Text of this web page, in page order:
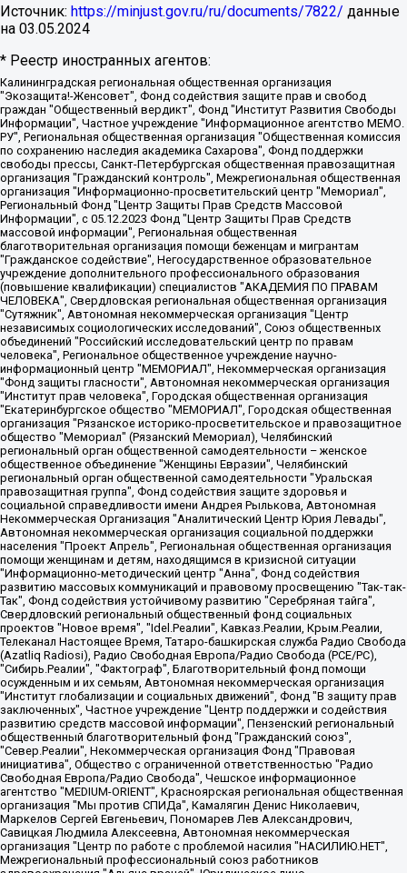
Источник: https://minjust.gov.ru/ru/documents/7822/ данные
на 03.05.2024
* Реестр иностранных агентов:
Калининградская региональная общественная организация "Экозащита!-Женсовет", Фонд содействия защите прав и свобод граждан "Общественный вердикт", Фонд "Институт Развития Свободы Информации", Частное учреждение "Информационное агентство МЕМО. РУ", Региональная общественная организация "Общественная комиссия по сохранению наследия академика Сахарова", Фонд поддержки свободы прессы, Санкт-Петербургская общественная правозащитная организация "Гражданский контроль", Межрегиональная общественная организация "Информационно-просветительский центр "Мемориал", Региональный Фонд "Центр Защиты Прав Средств Массовой Информации", с 05.12.2023 Фонд "Центр Защиты Прав Средств массовой информации", Региональная общественная благотворительная организация помощи беженцам и мигрантам "Гражданское содействие", Негосударственное образовательное учреждение дополнительного профессионального образования (повышение квалификации) специалистов "АКАДЕМИЯ ПО ПРАВАМ ЧЕЛОВЕКА", Свердловская региональная общественная организация "Сутяжник", Автономная некоммерческая организация "Центр независимых социологических исследований", Союз общественных объединений "Российский исследовательский центр по правам человека", Региональное общественное учреждение научно-информационный центр "МЕМОРИАЛ", Некоммерческая организация "Фонд защиты гласности", Автономная некоммерческая организация "Институт прав человека", Городская общественная организация "Екатеринбургское общество "МЕМОРИАЛ", Городская общественная организация "Рязанское историко-просветительское и правозащитное общество "Мемориал" (Рязанский Мемориал), Челябинский региональный орган общественной самодеятельности – женское общественное объединение "Женщины Евразии", Челябинский региональный орган общественной самодеятельности "Уральская правозащитная группа", Фонд содействия защите здоровья и социальной справедливости имени Андрея Рылькова, Автономная Некоммерческая Организация "Аналитический Центр Юрия Левады", Автономная некоммерческая организация социальной поддержки населения "Проект Апрель", Региональная общественная организация помощи женщинам и детям, находящимся в кризисной ситуации "Информационно-методический центр "Анна", Фонд содействия развитию массовых коммуникаций и правовому просвещению "Так-так-Так", Фонд содействия устойчивому развитию "Серебряная тайга", Свердловский региональный общественный фонд социальных проектов "Новое время", "Idel.Реалии", Кавказ.Реалии, Крым.Реалии, Телеканал Настоящее Время, Татаро-башкирская служба Радио Свобода (Azatliq Radiosi), Радио Свободная Европа/Радио Свобода (PCE/PC), "Сибирь.Реалии", "Фактограф", Благотворительный фонд помощи осужденным и их семьям, Автономная некоммерческая организация "Институт глобализации и социальных движений", Фонд "В защиту прав заключенных", Частное учреждение "Центр поддержки и содействия развитию средств массовой информации", Пензенский региональный общественный благотворительный фонд "Гражданский союз", "Север.Реалии", Некоммерческая организация Фонд "Правовая инициатива", Общество с ограниченной ответственностью "Радио Свободная Европа/Радио Свобода", Чешское информационное агентство "MEDIUM-ORIENT", Красноярская региональная общественная организация "Мы против СПИДа", Камалягин Денис Николаевич, Маркелов Сергей Евгеньевич, Пономарев Лев Александрович, Савицкая Людмила Алексеевна, Автономная некоммерческая организация "Центр по работе с проблемой насилия "НАСИЛИЮ.НЕТ", Межрегиональный профессиональный союз работников здравоохранения "Альянс врачей", Юридическое лицо, зарегистрированное в Латвийской Республике, SIA "Medusa Project" (регистрационный номер 40103797863, дата регистрации 10.06.2014), Некоммерческая организация "Фонд по борьбе с коррупцией", Автономная некоммерческая организация "Институт права и публичной политики", Баданин Роман Сергеевич, Гликин Максим Александрович, Железнова Мария Михайловна, Лукьянова Юлия Сергеевна, Маетная Елизавета Витальевна, Маняхин Петр Борисович, Чуракова Ольга Владимировна, Ярош Юлия Петровна, Юридическое лицо "The Insider SIA", зарегистрированное в Риге, Латвийская Республика (дата регистрации 26.06.2015), являющееся администратором доменного имени интернет-издания "The Insider SIA", https://theins.ru, Постернак Алексей Евгеньевич, Рубин Михаил Аркадьевич, Анин Роман Александрович, Юридическое лицо Istories fonds, зарегистрированное в Латвийской Республике (регистрационный номер 50008295751, дата регистрации 24.02.2020), Великовский Дмитрий Александрович, Долинина Ирина Николаевна, Мароховская Алеся Алексеевна, Шлейнов Роман Юрьевич, Шмагун Олеся Валентиновна, Общество с ограниченной ответственностью "Альтаир 2021", Общество с ограниченной ответственностью "Вега 2021", Общество с ограниченной ответственностью "Главный редактор 2021", Общество с ограниченной ответственностью "Ромашки монолит", Важенков Артем Валерьевич, Ивановская областная общественная организация "Центр гендерных исследований", Гурман Юрий Альбертович, Медиапроект "ОВД-Инфо", Егоров Владимир Владимирович, Жилинский Владимир Александрович, Общество с ограниченной ответственностью "ЗП", Иванова София Юрьевна, Карезина Инна Павловна, Кильтау Екатерина Викторовна, Петров Алексей Викторович, Пискунов Сергей Евгеньевич, Смирнов Сергей Сергеевич, Тихонов Михаил Сергеевич, Общество с ограниченной ответственностью "ЖУРНАЛИСТ-ИНОСТРАННЫЙ АГЕНТ", Арапова Галина Юрьевна, Вольтская Татьяна Анатольевна, Американская компания "Mason G.E.S. Anonymous Foundation" (США), являющаяся владельцем интернет-издания https://mnews.world/, Компания "Stichting Bellingcat", зарегистрированная в Нидерландах (дата регистрации 11.07.2018), Захаров Андрей Вячеславович, Клепиковская Екатерина Дмитриевна, Общество с ограниченной ответственностью "МЕМО", Перл Роман Александрович, Симонов Евгений Алексеевич, Соловьева Елена Анатольевна, Сотников Даниил Владимирович, Сурначева Елизавета Дмитриевна, Автономная некоммерческая организация по защите прав человека и информированию населения "Якутия – Наше Мнение", Общество с ограниченной ответственностью "Москоу диджитал медиа", с 26.01.2023 Общество с ограниченной ответственностью "Чайка Белые сады", Ветошкина Валерия Валерьевна, Заговора Максим Александрович, Межрегиональное общественное движение "Российская ЛГБТ - сеть", Оленичев Максим Владимирович, Павлов Иван Юрьевич, Скворцова Елена Сергеевна, Общество с ограниченной ответственностью "Как бы инагент", Кочетков Игорь Викторович, Общество с ограниченной ответственностью "Честные выборы", Еланчик Олег Александрович, Общество с ограниченной ответственностью "Нобелевский призыв", Гималова Регина Эмилевна, Григорьев Андрей Валерьевич, Григорьева Алина Александровна, Ассоциация по содействию защите прав призывников, альтернативнослужащих и военнослужащих "Правозащитная группа "Гражданин.Армия.Право", Хисамова Регина Фаритовна, Автономная некоммерческая организация по реализации социально-правовых программ "Лилит", Дальневосточное общественное движение "Маяк", Санкт-Петербургская ЛГБТ-инициативная группа "Выход", Инициативная группа ЛГБТ+ "Реверс", Алексеев Андрей Викторович, Бекбулатова Таисия Львовна, Беляев Иван Михайлович, Владыкина Елена Сергеевна, Гельман Марат Александрович, Никульшина Вероника Юрьевна, Толоконникова Надежда Андреевна, Шендерович Виктор Анатольевич, Общество с ограниченной ответственностью "Данное сообщение", Общество с ограниченной ответственностью Издательский дом "Новая глава", Айнбиндер Александра Александровна, Московский комьюнити-центр для ЛГБТ+инициатив, Благотворительный фонд развития филантропии, Deutsche Welle (Германия, Kurt-Schumacher-Strasse 3, 53113 Bonn), Борзунова Мария Михайловна, Воробьев Виктор Викторович, Голубева Анна Львовна, Константинова Алла Михайловна, Малкова Ирина Владимировна, Мурадов Мурад Абдулгалимович, Осетинская Елизавета Николаевна, Понасенков Евгений Николаевич, Ганапольский Матвей Юрьевич, Киселев Евгений Алексеевич, Борухович Ирина Григорьевна, Дремин Иван Тимофеевич, Дубровский Дмитрий Викторович, Красноярская региональная общественная организация поддержки и развития альтернативных образовательных технологий и межкультурных коммуникаций "ИНТЕРРА", Маяковская Екатерина Алексеевна, Фейгин Марк Захарович, Филимонов Андрей Викторович, Дзугкоева Регина Николаевна, Доброхотов Роман Александрович, Дудь Юрий Александрович, Елкин Сергей Владимирович, Кругликов Кирилл Игоревич, Сабунаева Мария Леонидовна, Семенов Алексей Владимирович, Шаинян Карен Багратович, Шульман Екатерина Михайловна, Асафьев Артур Валерьевич, Вахштайн Виктор Семенович, Венедиктов Алексей Алексеевич, Лушникова Екатерина Евгеньевна, Волков Леонид Михайлович, Невзоров Александр Глебович, Пархоменко Сергей Борисович, Сироткин Ярослав Николаевич, Кара-Мурза Владимир Владимирович, Баранова Наталья Владимировна, Гозман Леонид Яковлевич, Кагарлицкий Борис Юльевич, Климарев Михаил Валерьевич, Милов Владимир Станиславович, Автономная некоммерческая организация Краснодарский центр современного искусства "Типография", Моргенштерн Алишер Тагирович, Соболь Любовь Эдуардовна, Общество с ограниченной ответственностью "ЛИЗА НОРМ", Каспаров Гарри Кимович, Ходорковский Михаил Борисович, Общество с ограниченной ответственностью "Апрельские тезисы", Данилович Ирина Брониславовна, Кашин Олег Владимирович, Петров Николай Владимирович, Пивоваров Алексей Владимирович, Соколов Михаил Владимирович, Цветкова Юлия Владимировна, Чичваркин Евгений Александрович, Комитет против пыток/Команда против пыток, Общество с ограниченной ответственностью "Первый научный", Общество с ограниченной ответственностью "Вертолет и ко", Белоцерковская Вероника Борисовна, Кац Максим Евгеньевич, Лазарева Татьяна Юрьевна, Шаведдинов Руслан Табризович, Яшин Илья Валерьевич, Общество с ограниченной ответственностью "Иноагент ААВ", Алешковский Дмитрий Петрович, Альбац Евгения Марковна, Быков Дмитрий Львович, Галямина Юлия Евгеньевна, Лойко Сергей Леонидович, Мартынов Кирилл Константинович, Медведев Сергей Александрович, Крашенинников Федор Геннадиевич, Гордеева Катерина Вл